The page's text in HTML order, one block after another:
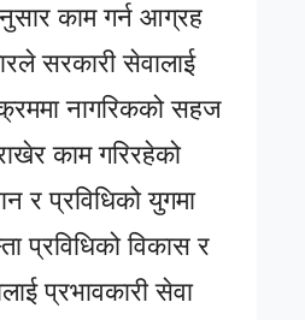
काम गर्न आग्रह
सरकारी सेवालाई
नागरिकको सहज
काम गरिरहेको
र प्रविधिको युगमा
प्रविधिको विकास र
प्रभावकारी सेवा